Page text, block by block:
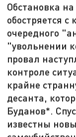
Обстановка
обостряется
очередного
"увольнении
провал
контроле
крайне
десанта,
Буданов*.
известны